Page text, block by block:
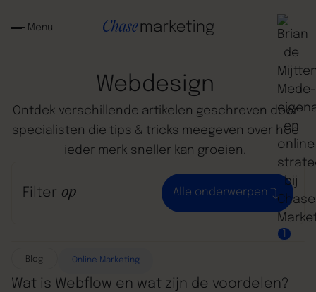
Menu
1
Webdesign
Ontdek verschillende artikelen geschreven door
specialisten die tips & tricks meegeven over hoe
ieder merk sneller kan groeien.
Filter op Alle onderwerpen
Blog Online Marketing
Wat is Webflow en wat zijn de voordelen?